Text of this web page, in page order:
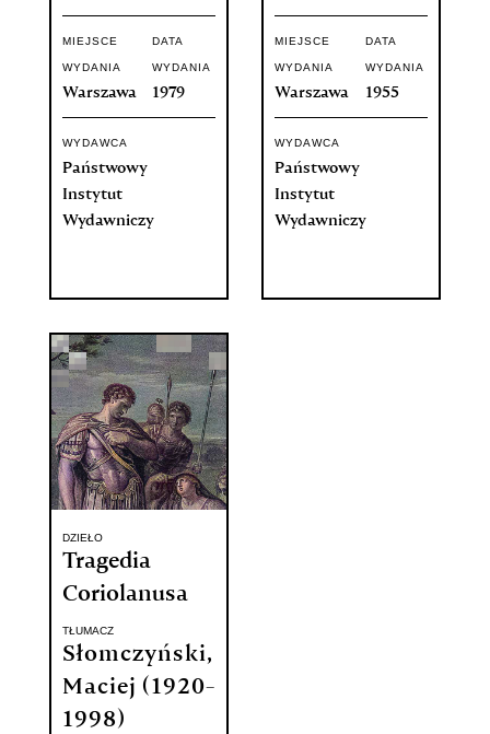
MIEJSCE
WYDANIA
Warszawa
DATA
WYDANIA
1979
WYDAWCA
Państwowy
Instytut
Wydawniczy
MIEJSCE
WYDANIA
Warszawa
DATA
WYDANIA
1955
WYDAWCA
Państwowy
Instytut
Wydawniczy
DZIEŁO
Tragedia
Coriolanusa
TŁUMACZ
Słomczyński,
Maciej (1920-
1998)